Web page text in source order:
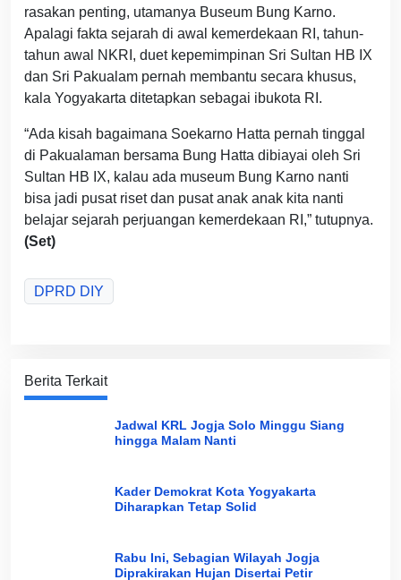
rasakan penting, utamanya Buseum Bung Karno.
Apalagi fakta sejarah di awal kemerdekaan RI, tahun-
tahun awal NKRI, duet kepemimpinan Sri Sultan HB IX
dan Sri Pakualam pernah membantu secara khusus,
kala Yogyakarta ditetapkan sebagai ibukota RI.
“Ada kisah bagaimana Soekarno Hatta pernah tinggal
di Pakualaman bersama Bung Hatta dibiayai oleh Sri
Sultan HB IX, kalau ada museum Bung Karno nanti
bisa jadi pusat riset dan pusat anak anak kita nanti
belajar sejarah perjuangan kemerdekaan RI,” tutupnya.
(Set)
DPRD DIY
Berita Terkait
Jadwal KRL Jogja Solo Minggu Siang
hingga Malam Nanti
Kader Demokrat Kota Yogyakarta
Diharapkan Tetap Solid
Rabu Ini, Sebagian Wilayah Jogja
Diprakirakan Hujan Disertai Petir